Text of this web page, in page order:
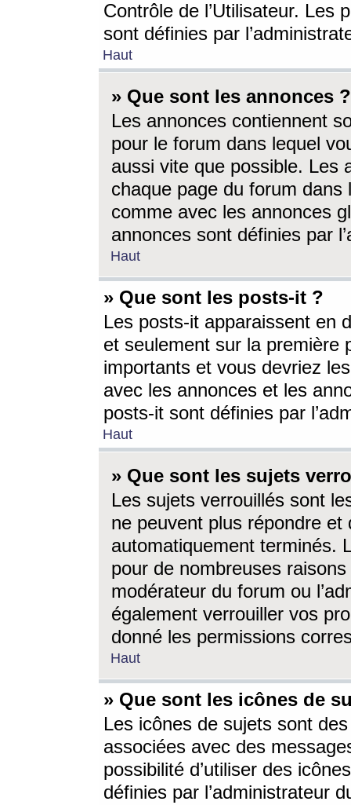
Contrôle de l’Utilisateur. Les
sont définies par
Haut
» Que sont les annonces ?
Les annonces contiennent
pour le forum dans lequel
aussi vite que possible. Les
chaque page du forum dans
comme avec les annonces
annonces sont définies par
Haut
» Que sont les posts-it ?
Les posts-it apparaissent en
et seulement sur la première
importants et vous devriez
avec les annonces et les
posts-it sont définies par
Haut
» Que sont les sujets
Les sujets verrouillés sont
ne peuvent plus répondre
automatiquement terminés.
pour de nombreuses
modérateur du forum ou
également verrouiller vos
donné les permissions
Haut
» Que sont les icônes de
Les icônes de sujets sont
associées avec des
possibilité d’utiliser des
définies par l’administrateur